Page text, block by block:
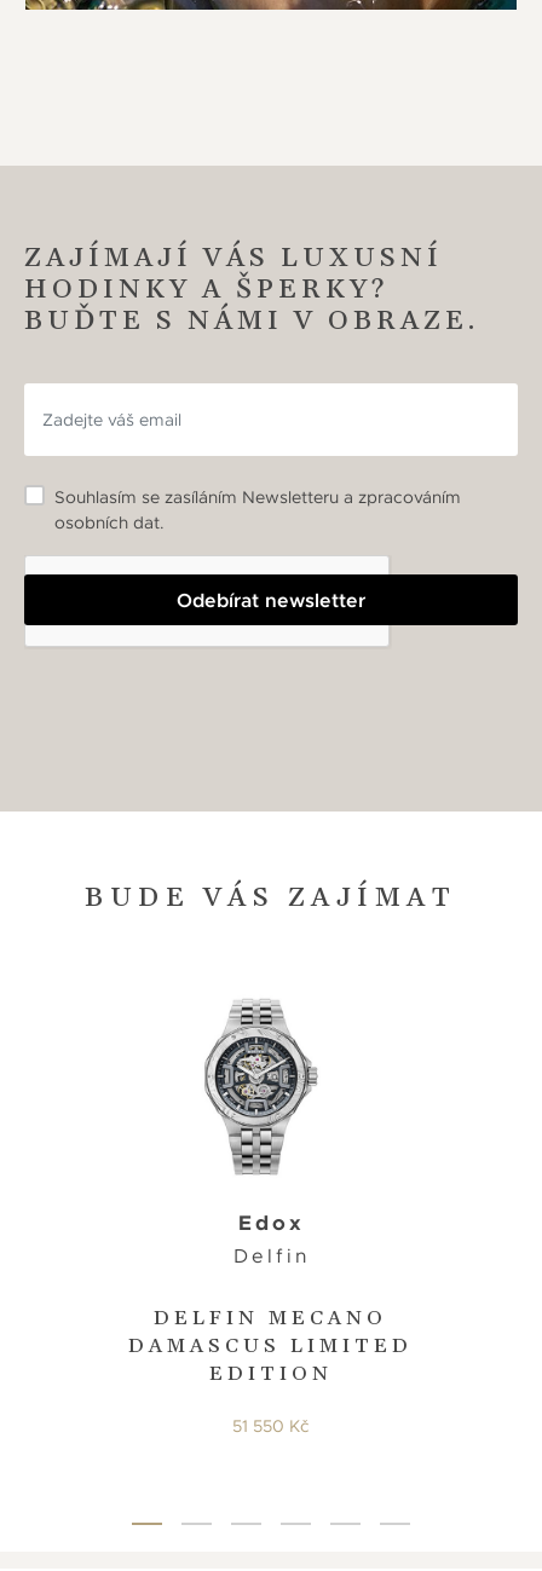
ZAJÍMAJÍ VÁS LUXUSNÍ
HODINKY A ŠPERKY?
BUĎTE S NÁMI V OBRAZE.
Odebírat newsletter
Souhlasím se zasíláním Newsletteru a zpracováním
osobních dat.
BUDE VÁS ZAJÍMAT
DELFIN MECANO
DAMASCUS LIMITED
EDITION
Edox
Delfin
51 550 Kč